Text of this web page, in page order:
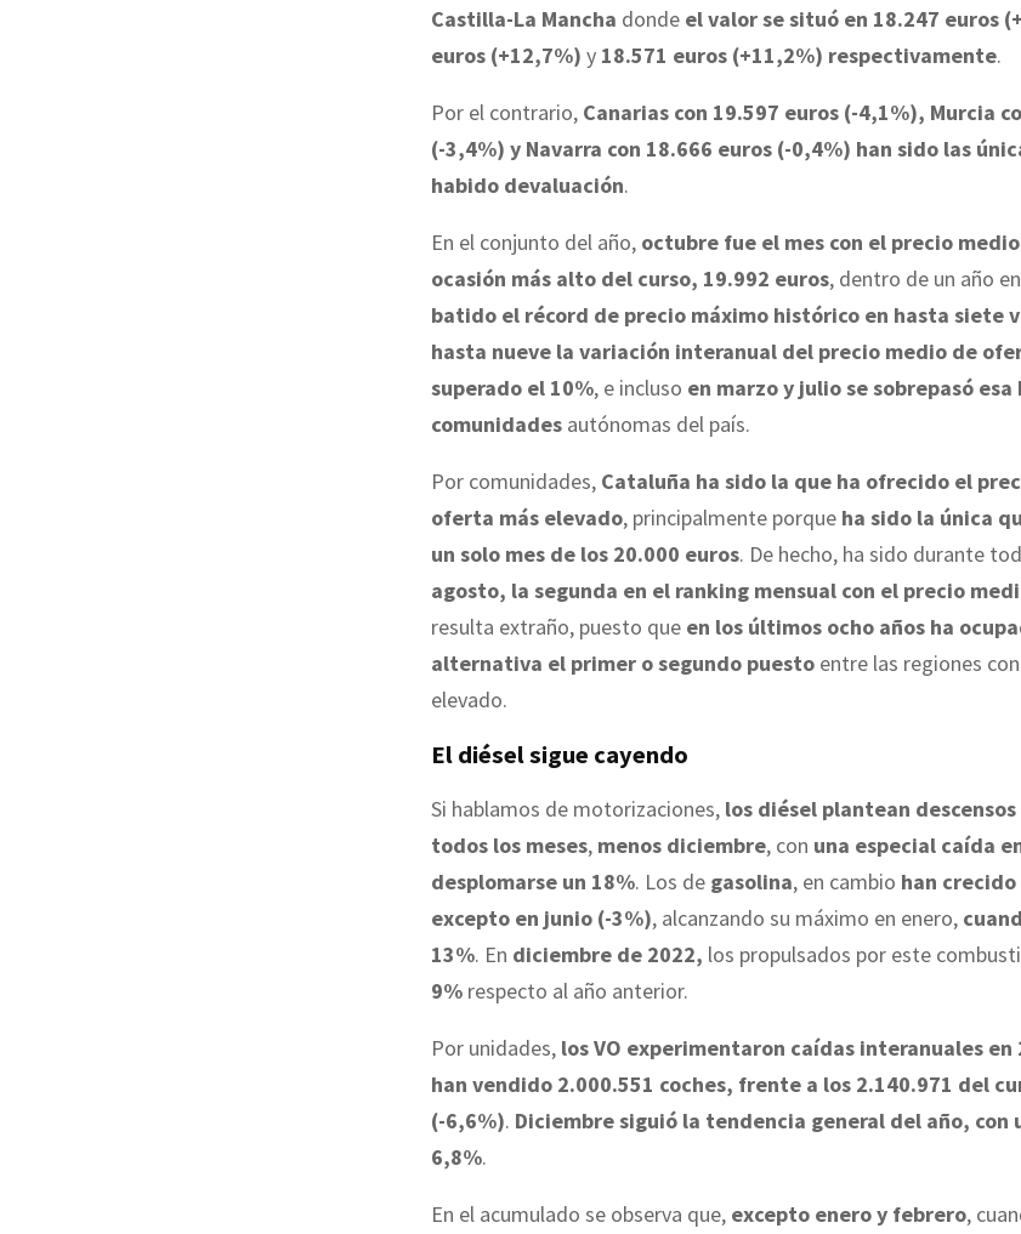
Castilla-La Mancha donde el valor se situó en 18.247 euros
euros (+12,7%) y 18.571 euros (+11,2%) respectivamente.
Por el contrario, Canarias con 19.597 euros (-4,1%), Murcia
(-3,4%) y Navarra con 18.666 euros (-0,4%) han sido las
habido devaluación.
En el conjunto del año, octubre fue el mes con el precio
ocasión más alto del curso, 19.992 euros, dentro de un año
batido el récord de precio máximo histórico en hasta siete
hasta nueve la variación interanual del precio medio de
superado el 10%, e incluso en marzo y julio se sobrepasó
comunidades autónomas del país.
Por comunidades, Cataluña ha sido la que ha ofrecido el
oferta más elevado, principalmente porque ha sido la única
un solo mes de los 20.000 euros. De hecho, ha sido durante
agosto, la segunda en el ranking mensual con el precio
resulta extraño, puesto que en los últimos ocho años ha
alternativa el primer o segundo puesto entre las regiones
elevado.
El diésel sigue cayendo
Si hablamos de motorizaciones, los diésel plantean
todos los meses, menos diciembre, con una especial caída
desplomarse un 18%. Los de gasolina, en cambio han
excepto en junio (-3%), alcanzando su máximo en enero,
13%. En diciembre de 2022, los propulsados por este
9% respecto al año anterior.
Por unidades, los VO experimentaron caídas interanuales en
han vendido 2.000.551 coches, frente a los 2.140.971 del
(-6,6%). Diciembre siguió la tendencia general del año, con
6,8%.
En el acumulado se observa que, excepto enero y febrero,